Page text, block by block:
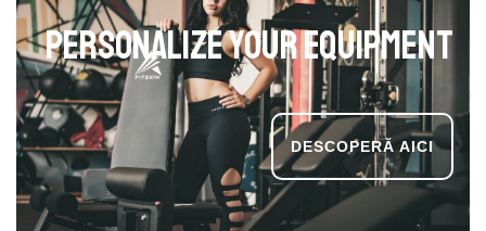
Personalize your equipment